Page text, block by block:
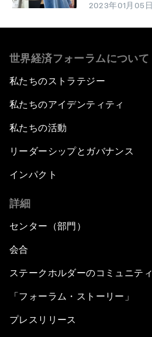
2023年01月05日
世界経済フォーラムについて
私たちのストラテジー
私たちのアイデンティティ
私たちの活動
リーダーシップとガバナンス
インパクト
詳細
センター（部門）
会合
ステークホルダーのコミュニティ
「フォーラム・ストーリー」
プレスリリース